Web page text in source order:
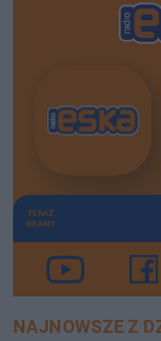
TERAZ
GRAMY
NAJNOWSZE Z